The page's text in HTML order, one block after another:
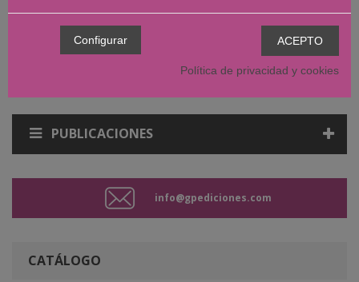
PUBLICACIONES
info@gpediciones.com
CATÁLOGO
Política de privacidad y cookies